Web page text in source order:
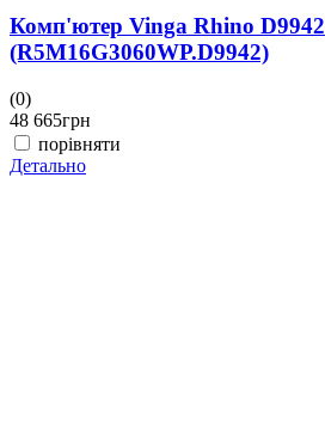
Комп'ютер Vinga Rhino D9942
(R5M16G3060WP.D9942)
(0)
48 665грн
порівняти
Детально